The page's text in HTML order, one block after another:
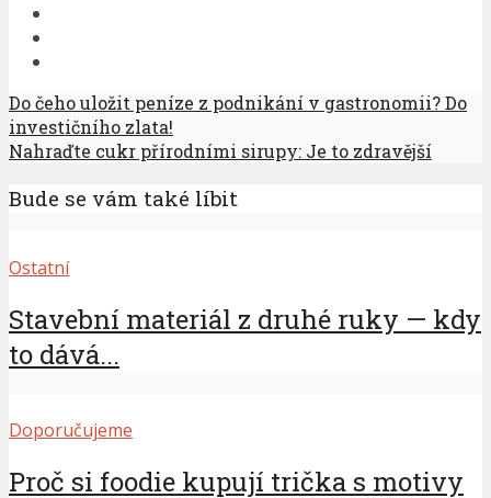
Do čeho uložit peníze z podnikání v gastronomii? Do
investičního zlata!
Nahraďte cukr přírodními sirupy: Je to zdravější
Bude se vám také líbit
Ostatní
Stavební materiál z druhé ruky — kdy
to dává...
Doporučujeme
Proč si foodie kupují trička s motivy